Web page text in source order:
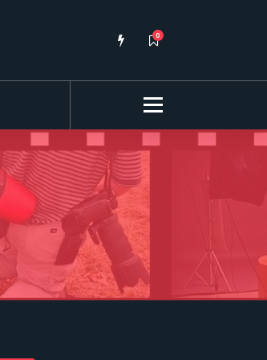
0